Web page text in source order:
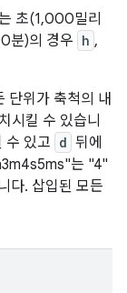
초(1,000밀리
분)의 경우 h ,
단위가 축척의 내
시킬 수 있습니
수 있고 d 뒤에
는 "4"
다. 삽입된 모든